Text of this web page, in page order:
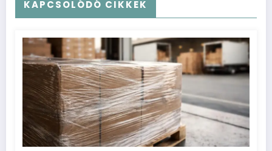
KAPCSOLÓDÓ CIKKEK